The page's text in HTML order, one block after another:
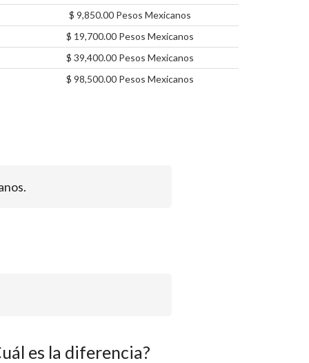
$ 9,850.00 Pesos Mexicanos
$ 19,700.00 Pesos Mexicanos
$ 39,400.00 Pesos Mexicanos
$ 98,500.00 Pesos Mexicanos
es la diferencia?